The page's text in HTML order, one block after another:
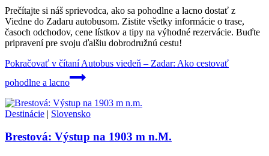
Prečítajte si náš sprievodca, ako sa pohodlne a lacno dostať z
Viedne do Zadaru autobusom. Zistite všetky informácie o trase,
časoch odchodov, cene lístkov a tipy na výhodné rezervácie. Buďte
pripravení pre svoju ďalšiu dobrodružnú cestu!
Pokračovať v čítaníAutobus viedeň – Zadar: Ako cestovať
pohodlne a lacno
Destinácie | Slovensko
Brestová: Výstup na 1903 m n.M.